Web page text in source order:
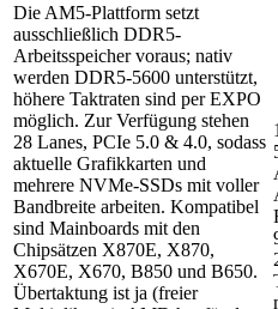
Die AM5-Plattform setzt
ausschließlich DDR5-
Arbeitsspeicher voraus; nativ
werden DDR5-5600 unterstützt,
höhere Taktraten sind per EXPO
möglich. Zur Verfügung stehen
28 Lanes, PCIe 5.0 & 4.0, sodass
aktuelle Grafikkarten und
mehrere NVMe-SSDs mit voller
Bandbreite arbeiten. Kompatibel
sind Mainboards mit den
Chipsätzen X870E, X870,
X670E, X670, B850 und B650.
Übertaktung ist ja (freier